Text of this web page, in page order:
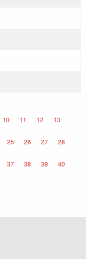
10 11 12 13
25 26 27 28
37 38 39 40